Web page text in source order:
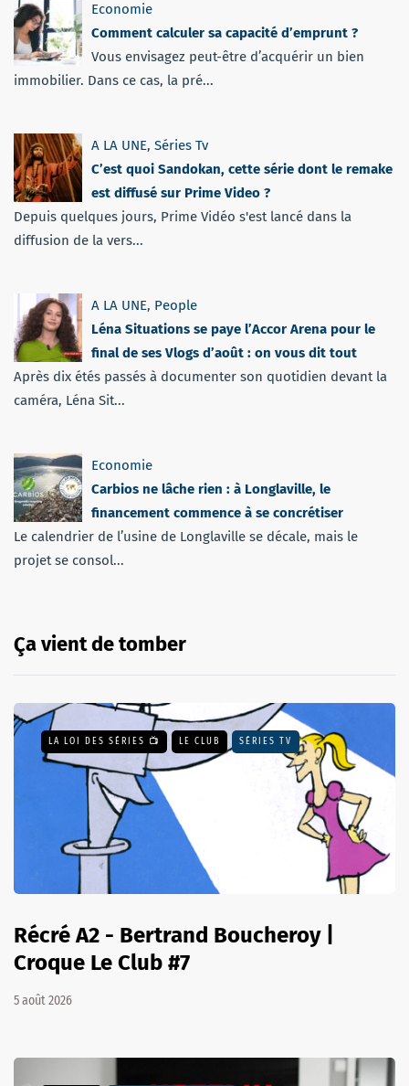
Economie
Comment calculer sa capacité d’emprunt ?
Vous envisagez peut-être d’acquérir un bien
immobilier. Dans ce cas, la pré...
A LA UNE, Séries Tv
C’est quoi Sandokan, cette série dont le remake
est diffusé sur Prime Video ?
Depuis quelques jours, Prime Vidéo s'est lancé dans la
diffusion de la vers...
A LA UNE, People
Léna Situations se paye l’Accor Arena pour le
final de ses Vlogs d’août : on vous dit tout
Après dix étés passés à documenter son quotidien devant la
caméra, Léna Sit...
Economie
Carbios ne lâche rien : à Longlaville, le
financement commence à se concrétiser
Le calendrier de l’usine de Longlaville se décale, mais le
projet se consol...
Ça vient de tomber
LA LOI DES SÉRIES 📺 LE CLUB SÉRIES TV
Récré A2 - Bertrand Boucheroy |
Croque Le Club #7
5 août 2026